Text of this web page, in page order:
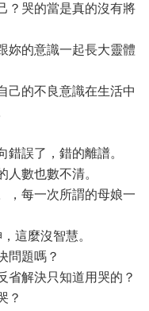
？哭的當是真的沒有將
妳的意識一起長大靈體
己的不良意識在生活中
誤了，錯的離譜。
數也數不清。
，每一次所謂的母娘一
這麼沒智慧。
問題嗎？
省解決只知道用哭的？
？